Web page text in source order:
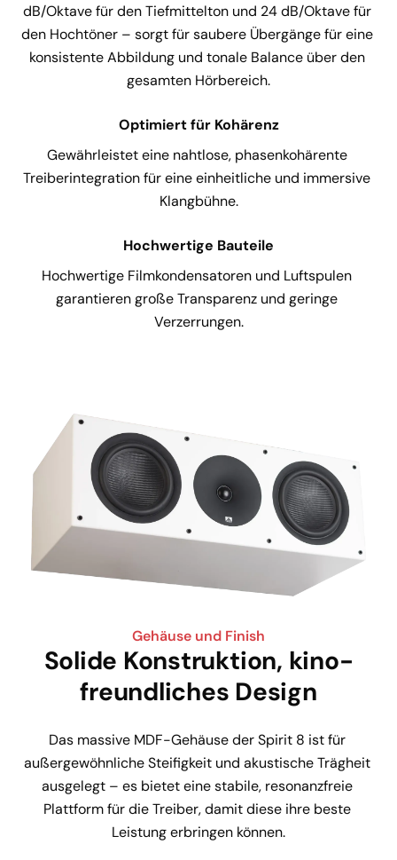
dB/Oktave für den Tiefmittelton und 24 dB/Oktave für
den Hochtöner – sorgt für saubere Übergänge für eine
konsistente Abbildung und tonale Balance über den
gesamten Hörbereich.
Optimiert für Kohärenz
Gewährleistet eine nahtlose, phasenkohärente
Treiberintegration für eine einheitliche und immersive
Klangbühne.
Hochwertige Bauteile
Hochwertige Filmkondensatoren und Luftspulen
garantieren große Transparenz und geringe
Verzerrungen.
Gehäuse und Finish
Solide Konstruktion, kino-
freundliches Design
Das massive MDF-Gehäuse der Spirit 8 ist für
außergewöhnliche Steifigkeit und akustische Trägheit
ausgelegt – es bietet eine stabile, resonanzfreie
Plattform für die Treiber, damit diese ihre beste
Leistung erbringen können.